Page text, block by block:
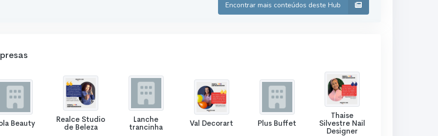
Encontrar mais conteúdos deste Hub
Beauty
Realce Studio
de Beleza
Lanche
trancinha
Val Decorart Plus Buffet
Thaise
Silvestre Nail
Designer